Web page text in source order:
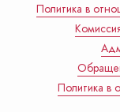
Политика в
Политика в